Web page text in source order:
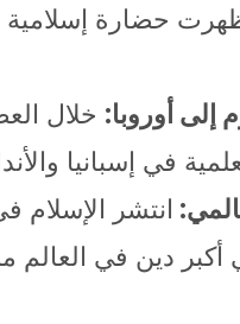
حضارة
إلى أوروبا: خلال
في إسبانيا
انتشر الإسلام
أكبر دين في